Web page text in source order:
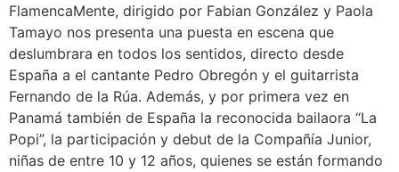
FlamencaMente, dirigido por Fabian González y Paola
Tamayo nos presenta una puesta en escena que
deslumbrara en todos los sentidos, directo desde
España a el cantante Pedro Obregón y el guitarrista
Fernando de la Rúa. Además, y por primera vez en
Panamá también de España la reconocida bailaora “La
Popi”, la participación y debut de la Compañía Junior,
niñas de entre 10 y 12 años, quienes se están formando